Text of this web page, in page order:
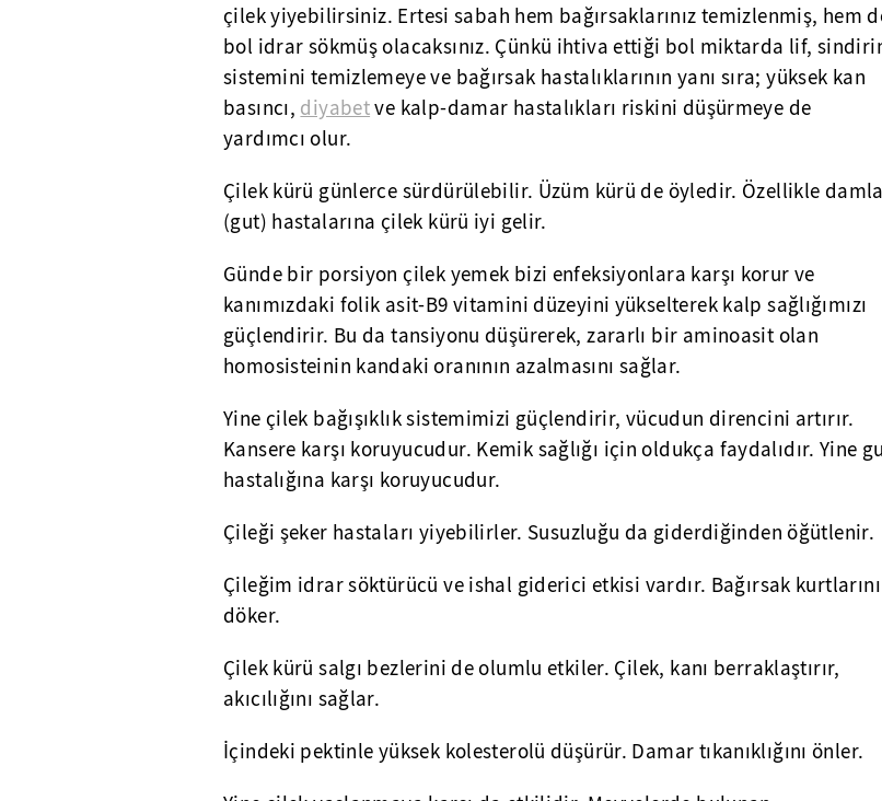
çilek yiyebilirsiniz. Ertesi sabah hem bağırsaklarınız temizlenmiş, hem
bol idrar sökmüş olacaksınız. Çünkü ihtiva ettiği bol miktarda lif,
sistemini temizlemeye ve bağırsak hastalıklarının yanı sıra; yüksek kan
basıncı, diyabetve kalp-damar hastalıkları riskini düşürmeye de
yardımcı olur.
Çilek kürü günlerce sürdürülebilir. Üzüm kürü de öyledir. Özellikle damla
(gut) hastalarına çilek kürü iyi gelir.
Günde bir porsiyon çilek yemek bizi enfeksiyonlara karşı korur ve
kanımızdaki folik asit-B9 vitamini düzeyini yükselterek kalp sağlığımızı
güçlendirir. Bu da tansiyonu düşürerek, zararlı bir aminoasit olan
homosisteinin kandaki oranının azalmasını sağlar.
Yine çilek bağışıklık sistemimizi güçlendirir, vücudun direncini artırır.
Kansere karşı koruyucudur. Kemik sağlığı için oldukça faydalıdır. Yine
hastalığına karşı koruyucudur.
Çileği şeker hastaları yiyebilirler. Susuzluğu da giderdiğinden öğütlenir.
Çileğim idrar söktürücü ve ishal giderici etkisi vardır. Bağırsak kurtlarını
döker.
Çilek kürü salgı bezlerini de olumlu etkiler. Çilek, kanı berraklaştırır,
akıcılığını sağlar.
İçindeki pektinle yüksek kolesterolü düşürür. Damar tıkanıklığını önler.